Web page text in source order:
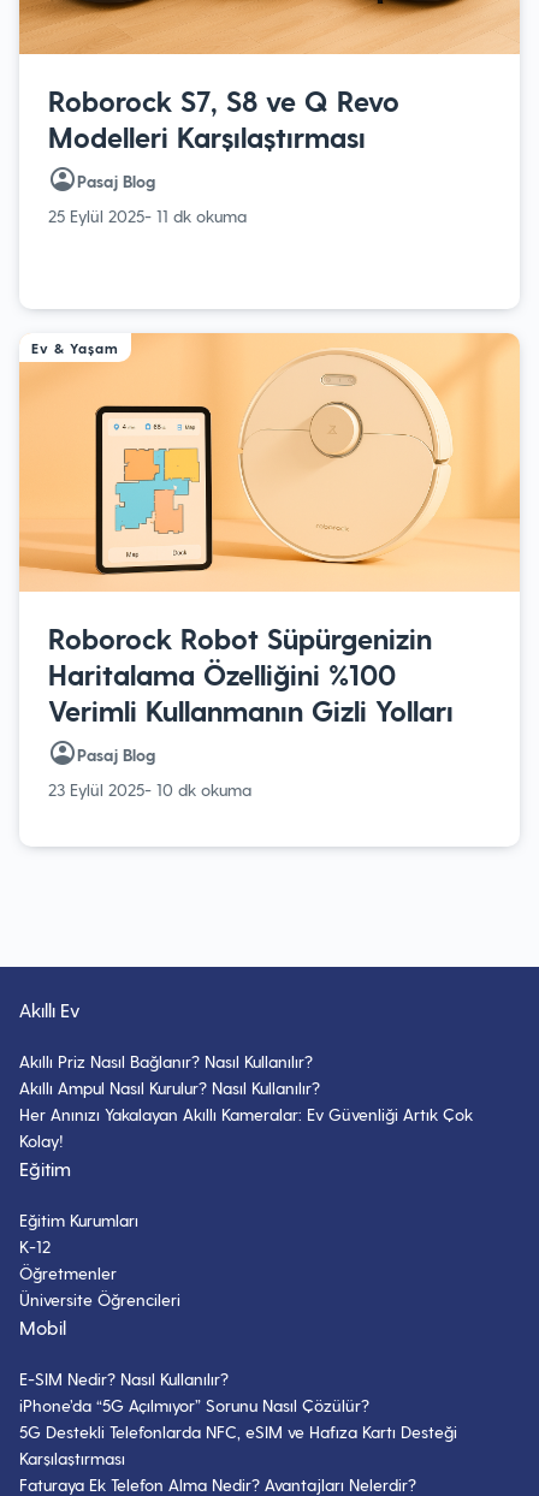
Roborock S7, S8 ve Q Revo
Modelleri Karşılaştırması
Pasaj Blog
25 Eylül 2025- 11 dk okuma
Ev & Yaşam
Roborock Robot Süpürgenizin
Haritalama Özelliğini %100
Verimli Kullanmanın Gizli Yolları
Pasaj Blog
23 Eylül 2025- 10 dk okuma
Akıllı Ev
Akıllı Priz Nasıl Bağlanır? Nasıl Kullanılır?
Akıllı Ampul Nasıl Kurulur? Nasıl Kullanılır?
Her Anınızı Yakalayan Akıllı Kameralar: Ev Güvenliği Artık Çok
Kolay!
Eğitim
Eğitim Kurumları
K-12
Öğretmenler
Üniversite Öğrencileri
Mobil
E-SIM Nedir? Nasıl Kullanılır?
iPhone’da “5G Açılmıyor” Sorunu Nasıl Çözülür?
5G Destekli Telefonlarda NFC, eSIM ve Hafıza Kartı Desteği
Karşılaştırması
Faturaya Ek Telefon Alma Nedir? Avantajları Nelerdir?